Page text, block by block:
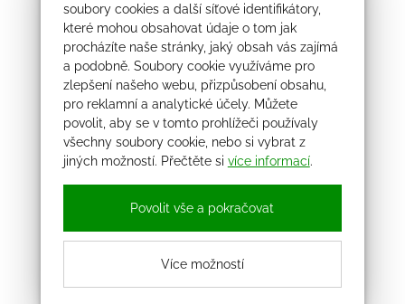
soubory cookies a další síťové identifikátory,
které mohou obsahovat údaje o tom jak
procházíte naše stránky, jaký obsah vás zajímá
a podobně. Soubory cookie využíváme pro
zlepšení našeho webu, přizpůsobení obsahu,
pro reklamní a analytické účely. Můžete
povolit, aby se v tomto prohlížeči používaly
všechny soubory cookie, nebo si vybrat z
jiných možností. Přečtěte si více informací.
Povolit vše a pokračovat
Více možností